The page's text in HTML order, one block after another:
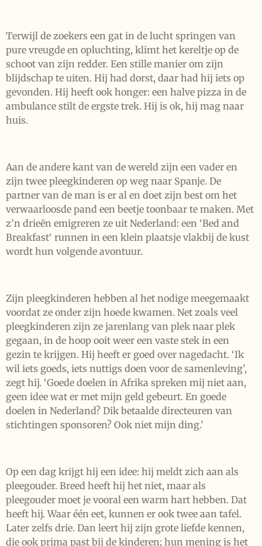
Terwijl de zoekers een gat in de lucht springen van
pure vreugde en opluchting, klimt het kereltje op de
schoot van zijn redder. Een stille manier om zijn
blijdschap te uiten. Hij had dorst, daar had hij iets op
gevonden. Hij heeft ook honger: een halve pizza in de
ambulance stilt de ergste trek. Hij is ok, hij mag naar
huis.
Aan de andere kant van de wereld zijn een vader en
zijn twee pleegkinderen op weg naar Spanje. De
partner van de man is er al en doet zijn best om het
verwaarloosde pand een beetje toonbaar te maken. Met
z’n drieën emigreren ze uit Nederland: een ‘Bed and
Breakfast‘ runnen in een klein plaatsje vlakbij de kust
wordt hun volgende avontuur.
Zijn pleegkinderen hebben al het nodige meegemaakt
voordat ze onder zijn hoede kwamen. Net zoals veel
pleegkinderen zijn ze jarenlang van plek naar plek
gegaan, in de hoop ooit weer een vaste stek in een
gezin te krijgen. Hij heeft er goed over nagedacht. ‘Ik
wil iets goeds, iets nuttigs doen voor de samenleving’,
zegt hij. ‘Goede doelen in Afrika spreken mij niet aan,
geen idee wat er met mijn geld gebeurt. En goede
doelen in Nederland? Dik betaalde directeuren van
stichtingen sponsoren? Ook niet mijn ding.’
Op een dag krijgt hij een idee: hij meldt zich aan als
pleegouder. Breed heeft hij het niet, maar als
pleegouder moet je vooral een warm hart hebben. Dat
heeft hij. Waar één eet, kunnen er ook twee aan tafel.
Later zelfs drie. Dan leert hij zijn grote liefde kennen,
die ook prima past bij de kinderen; hun mening is het